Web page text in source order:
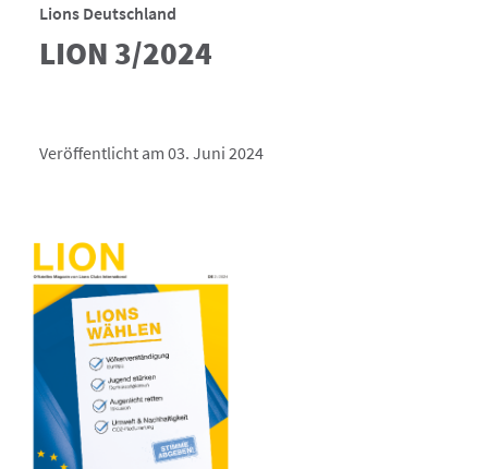
Lions Deutschland
LION 3/2024
Veröffentlicht am 03. Juni 2024